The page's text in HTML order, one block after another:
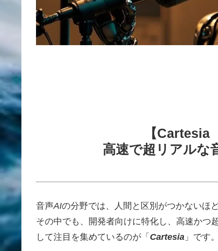
【Cartesia
高速で超リアルな
音声AIの分野では、人間と区別がつかないほ
その中でも、開発者向けに特化し、高速かつ
して注目を集めているのが「 Cartesia 」です